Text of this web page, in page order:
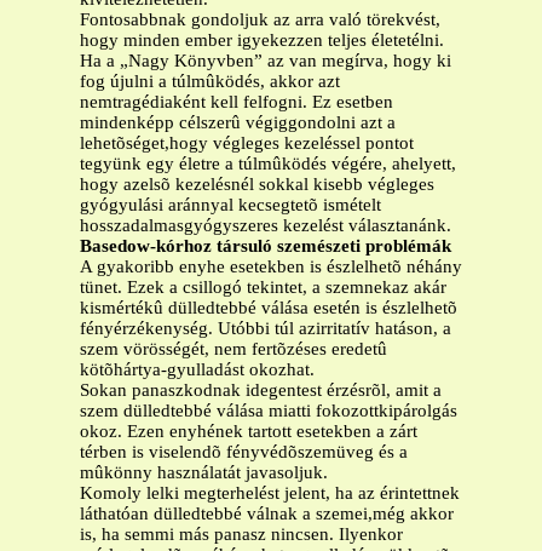
Fontosabbnak gondoljuk az arra való törekvést,
hogy minden ember igyekezzen teljes életetélni.
Ha a „Nagy Könyvben” az van megírva, hogy ki
fog újulni a túlmûködés, akkor azt
nemtragédiaként kell felfogni. Ez esetben
mindenképp célszerû végiggondolni azt a
lehetõséget,hogy végleges kezeléssel pontot
tegyünk egy életre a túlmûködés végére, ahelyett,
hogy azelsõ kezelésnél sokkal kisebb végleges
gyógyulási aránnyal kecsegtetõ ismételt
hosszadalmasgyógyszeres kezelést választanánk.
Basedow-kórhoz társuló szemészeti problémák
A gyakoribb enyhe esetekben is észlelhetõ néhány
tünet. Ezek a csillogó tekintet, a szemnekaz akár
kismértékû dülledtebbé válása esetén is észlelhetõ
fényérzékenység. Utóbbi túl azirritatív hatáson, a
szem vörösségét, nem fertõzéses eredetû
kötõhártya-gyulladást okozhat.
Sokan panaszkodnak idegentest érzésrõl, amit a
szem dülledtebbé válása miatti fokozottkipárolgás
okoz. Ezen enyhének tartott esetekben a zárt
térben is viselendõ fényvédõszemüveg és a
mûkönny használatát javasoljuk.
Komoly lelki megterhelést jelent, ha az érintettnek
láthatóan dülledtebbé válnak a szemei,még akkor
is, ha semmi más panasz nincsen. Ilyenkor